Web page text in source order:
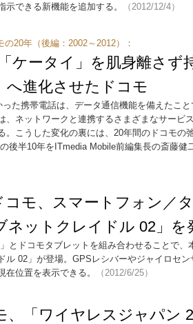
示できる新機能を追加する。
（2012/12/4）
の20年（後編：2002～2012）：
「ケータイ」を肌身離さ
へ進化させたドコモ
った携帯電話は、データ通信機能を備えたこ
、ネットワークと連携するさまざまなサービ
。こうした変化の裏には、20年間のドコモの
後半10年をITmedia Mobile前編集長の斎藤
コモ、スマートフォン／
ネットクレイドル 02」を
とドコモタブレットを組み合わせることで
ル 02」が登場。GPSレシバーやジャイロセ
在位置を表示できる。
（2012/6/25）
、「ワイヤレスジャパン